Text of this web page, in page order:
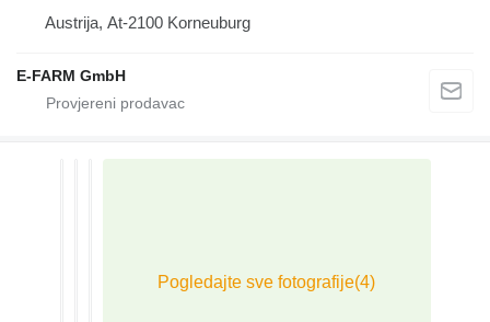
Austrija, At-2100 Korneuburg
E-FARM GmbH